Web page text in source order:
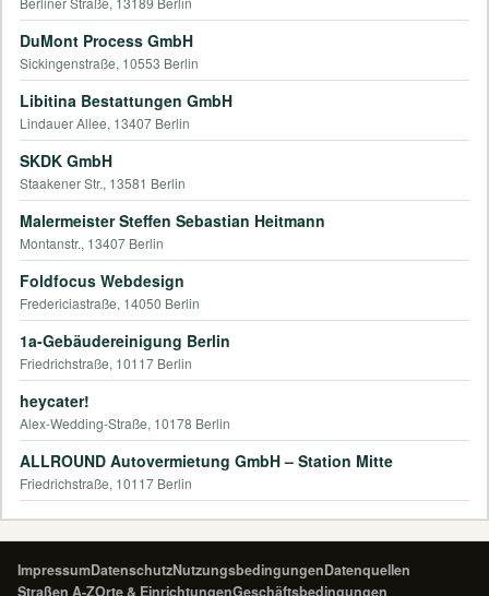
DuMont Process GmbH
Sickingenstraße, 10553 Berlin
Libitina Bestattungen GmbH
Lindauer Allee, 13407 Berlin
SKDK GmbH
Staakener Str., 13581 Berlin
Malermeister Steffen Sebastian Heitmann
Montanstr., 13407 Berlin
Foldfocus Webdesign
Fredericiastraße, 14050 Berlin
1a-Gebäudereinigung Berlin
Friedrichstraße, 10117 Berlin
heycater!
Alex-Wedding-Straße, 10178 Berlin
ALLROUND Autovermietung GmbH – Station Mitte
Friedrichstraße, 10117 Berlin
ImpressumDatenschutzNutzungsbedingungenDatenquellen
Straßen A-ZOrte & EinrichtungenGeschäftsbedingungen